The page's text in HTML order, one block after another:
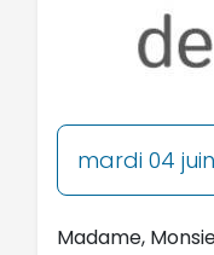
mardi 04
Madame,